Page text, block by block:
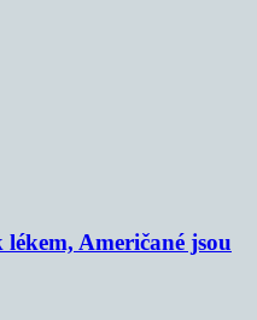
Američané jsou